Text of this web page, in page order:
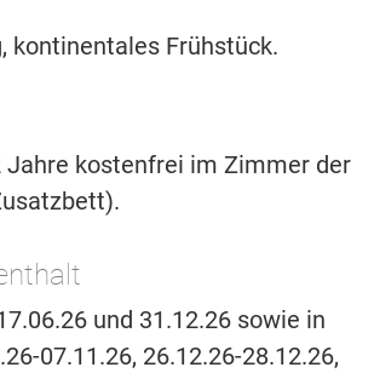
kontinentales Frühstück.
Jahre kostenfrei im Zimmer der
und 31.12.26 sowie in
07.11.26, 26.12.26-28.12.26,